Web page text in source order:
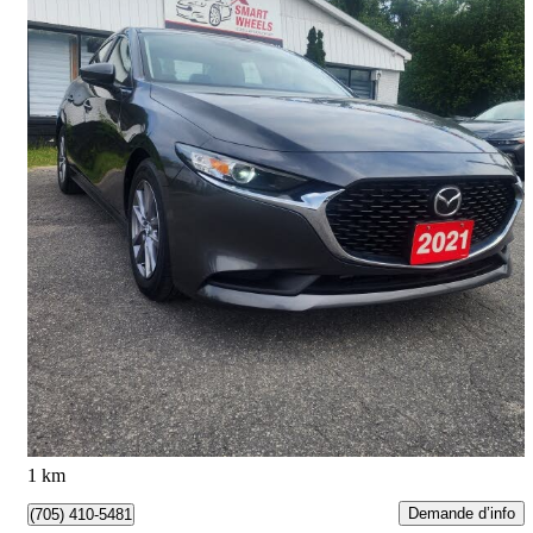
2021 Mazda MAZDA3
Preferred Sedan FWD 62 002 km
19 888 $ Bonne affaire
349 $/mois env.
Barrie, ON
1 km
(705) 410-5481 Demande d’info